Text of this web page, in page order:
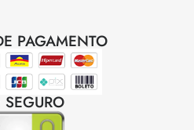
PAGAMENTO
SEGURO